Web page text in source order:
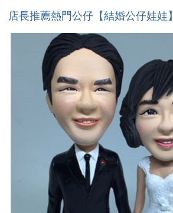
店長推薦熱門公仔【結婚公仔娃娃】